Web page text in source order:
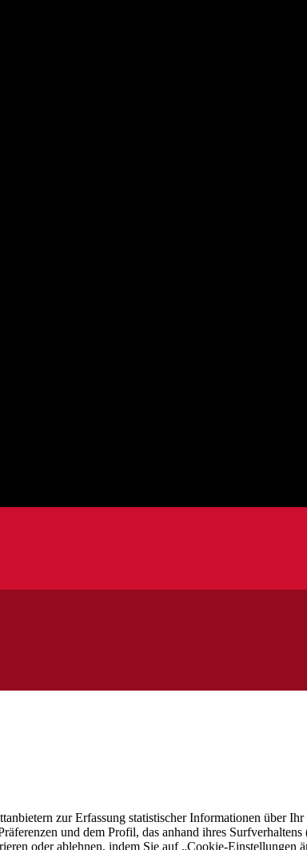
zur Erfassung statistischer Informationen über
und dem Profil, das anhand ihres
oder ablehnen, indem Sie auf „Cookie-Einstellungen